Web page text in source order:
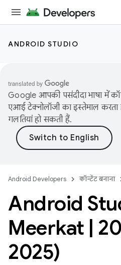
ANDROID STUDIO
Google आपकी पसंदीदा भाषा में
एआई टेक्नोलॉजी का इस्तेमाल
गलतियां हो सकती हैं.
Android Developers कॉन्टेंट बनाना
Android
Meerkat |
2025)